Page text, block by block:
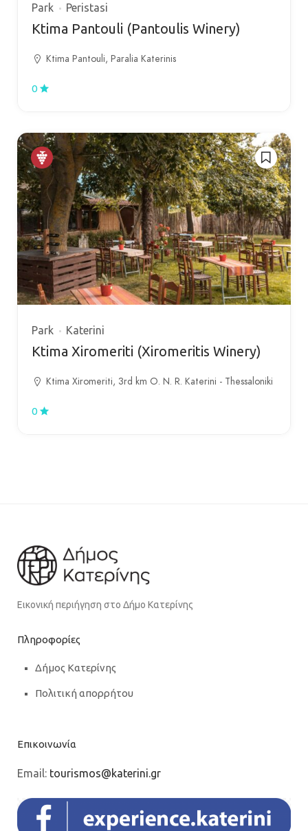
Park Peristasi
Ktima Pantouli (Pantoulis Winery)
Ktima Pantouli, Paralia Katerinis
0
Park Katerini
Ktima Xiromeriti (Xiromeritis Winery)
Ktima Xiromeriti, 3rd km O. N. R. Katerini - Thessaloniki
0
Εικονική περιήγηση στο Δήμο Κατερίνης
Πληροφορίες
Δήμος Κατερίνης
Πολιτική απορρήτου
Επικοινωνία
Email: tourismos@katerini.gr